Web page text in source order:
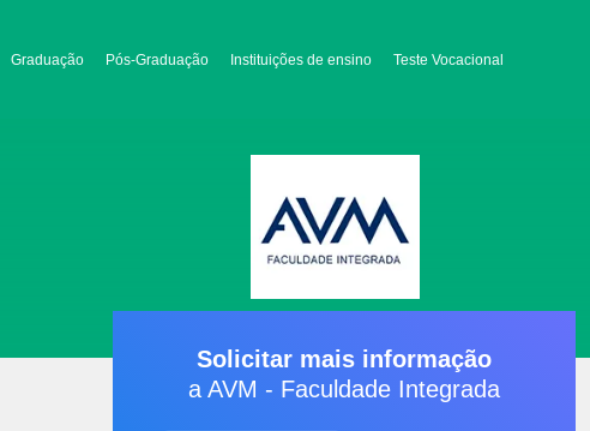
Graduação Pós-Graduação Instituições de ensino Teste Vocacional
Solicitar mais informação
a AVM - Faculdade Integrada